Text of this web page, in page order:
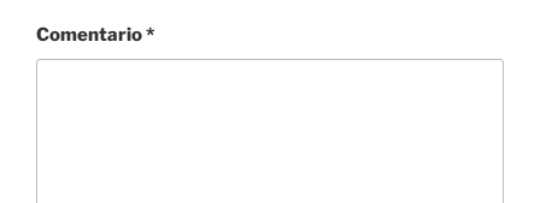
Comentario*